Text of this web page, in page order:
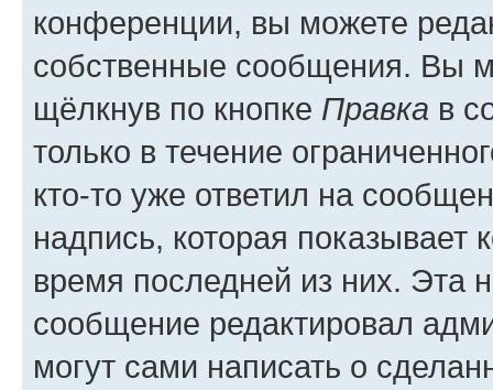
конференции, вы можете
собственные сообщения. Вы
щёлкнув по кнопке Правка в
только в течение
кто-то уже ответил на
надпись, которая показывает
время последней из них. Эта
сообщение редактировал
могут сами написать о